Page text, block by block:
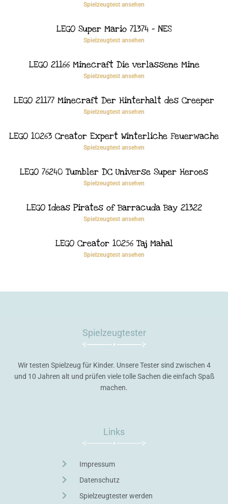
Spielzeugtest ansehen
LEGO Super Mario 71374 – NES
Spielzeugtest ansehen
LEGO 21166 Minecraft Die verlassene Mine
Spielzeugtest ansehen
LEGO 21177 Minecraft Der Hinterhalt des Creeper
Spielzeugtest ansehen
LEGO 10263 Creator Expert Winterliche Feuerwache
Spielzeugtest ansehen
LEGO 76240 Tumbler DC Universe Super Heroes
Spielzeugtest ansehen
LEGO Ideas Pirates of Barracuda Bay 21322
Spielzeugtest ansehen
LEGO Creator 10256 Taj Mahal
Spielzeugtest ansehen
Spielzeugtester
Wir testen Spielzeug für Kinder. Unsere Tester sind zwischen 4
und 10 Jahren alt und prüfen viele tolle Sachen die einfach Spaß
machen.
Links
Impressum
Datenschutz
Spielzeugtester werden